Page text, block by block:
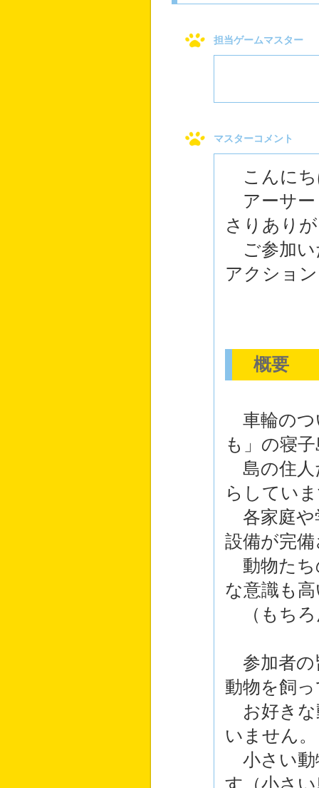
担当ゲームマスター
マスターコメント
こんにち
アーサー
さりあり
ご参加い
アクショ
概要
車輪のつ
も」の寝
島の住人
らしてい
各家庭や
設備が完
動物たち
な意識も
（もちろ
参加者の
動物を飼
お好きな
いません。
小さい動
す（小さ